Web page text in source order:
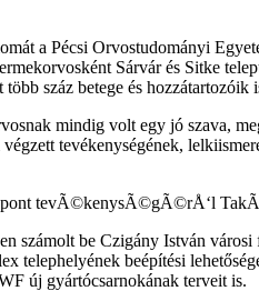
a Pécsi Orvostudományi
Sárvár és Sitke
száz betege és hozzátartozóik
mindig volt egy jó szava,
tevékenységének,
számolt be Czigány István
telephelyének beépítési
új gyártócsarnokának terveit is.